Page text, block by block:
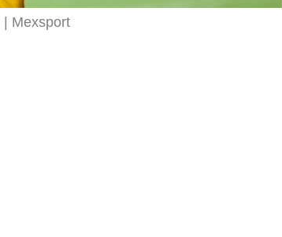
Mexsport